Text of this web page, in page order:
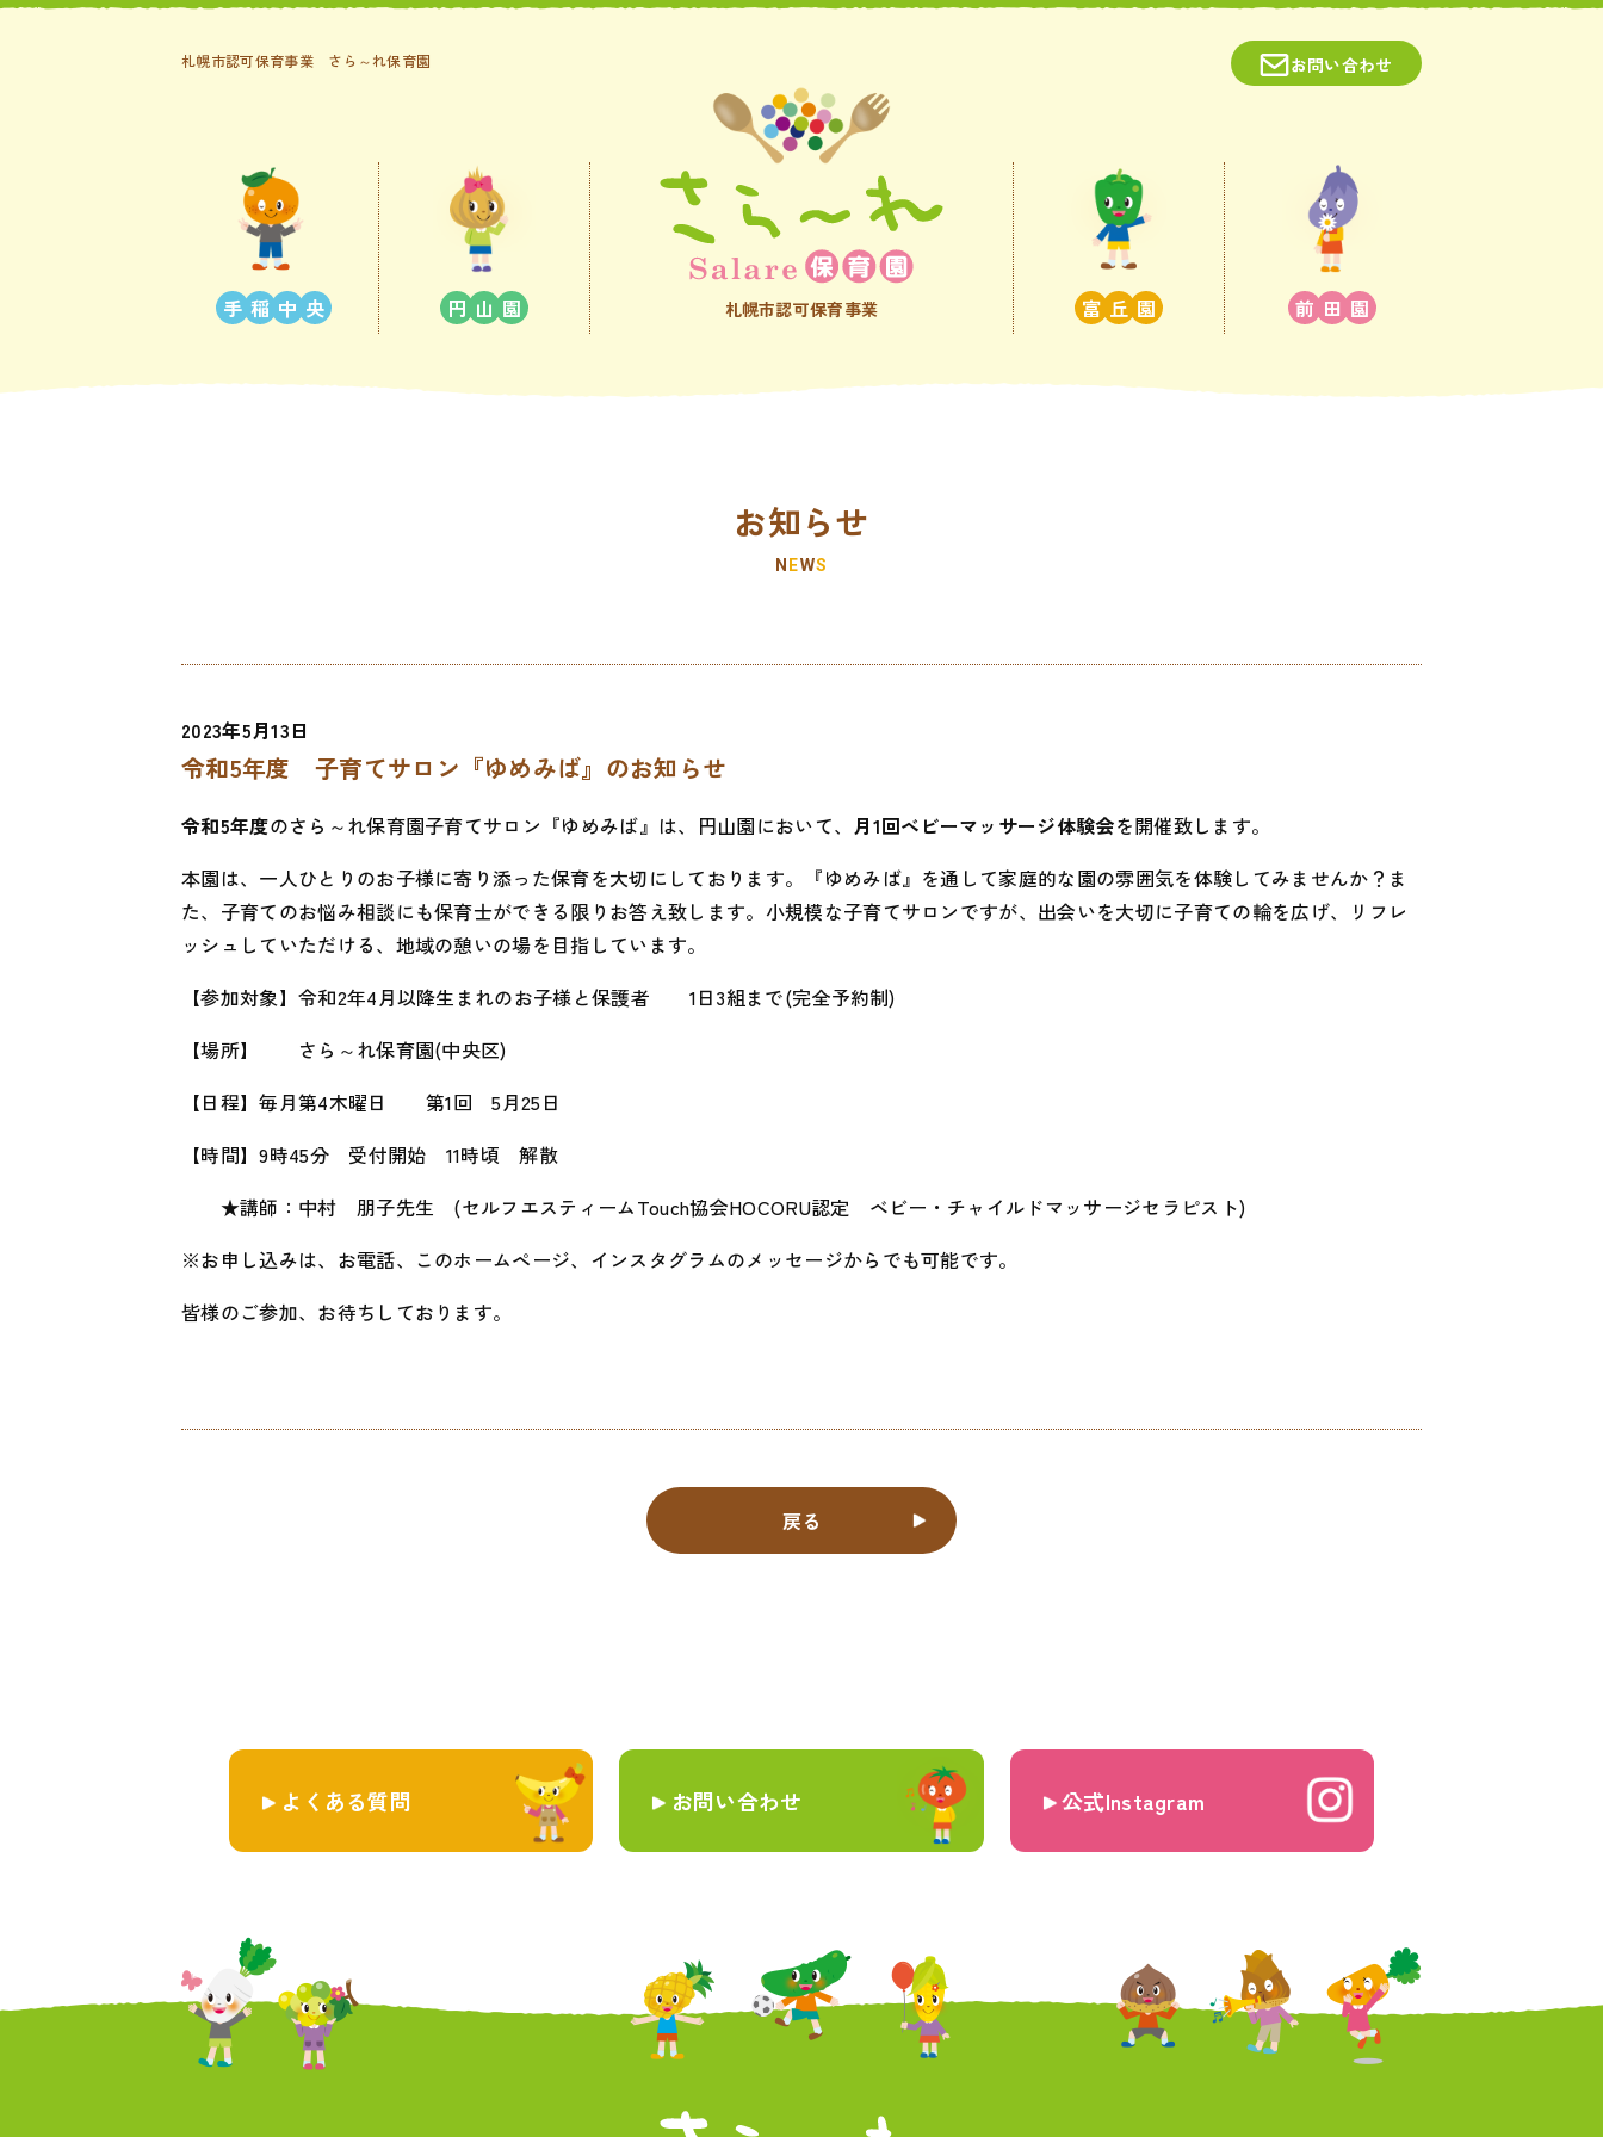
札幌市認可保育事業 さら～れ保育園 お問い合わせ
札幌市認可保育事業
手 稲 中 央 円 山 園 富 丘 園 前 田 園
お知らせ
N EWS
2023年5月13日
令和5年度 子育てサロン『ゆめみば』のお知らせ
令和5年度のさら～れ保育園子育てサロン『ゆめみば』は、円山園において、 月1回ベビーマッサージ体験会を開催致します。
本園は、一人ひとりのお子様に寄り添った保育を大切にしております。『ゆめみば』を通して家庭的な園の雰囲気を体験してみませんか？ま
た、子育てのお悩み相談にも保育士ができる限りお答え致します。小規模な子育てサロンですが、出会いを大切に子育ての輪を広げ、リフレ
ッシュしていただける、地域の憩いの場を目指しています。
【参加対象】令和2年4月以降生まれのお子様と保護者 1日3組まで(完全予約制)
【場所】 さら～れ保育園(中央区)
【日程】毎月第4木曜日 第1回 5月25日
【時間】9時45分 受付開始 11時頃 解散
★講師：中村 朋子先生 (セルフエスティームTouch協会HOCORU認定 ベビー・チャイルドマッサージセラピスト)
※お申し込みは、お電話、このホームページ、インスタグラムのメッセージからでも可能です。
皆様のご参加、お待ちしております。
戻る
よくある質問 お問い合わせ 公式Instagram